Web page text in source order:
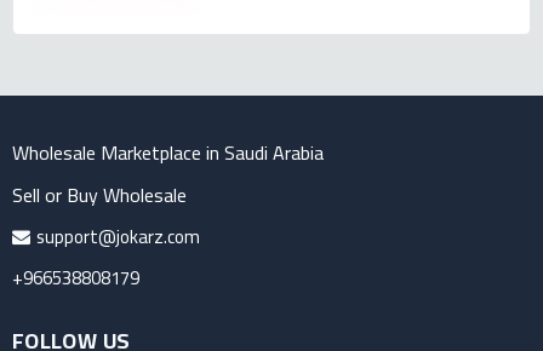
Wholesale Marketplace in Saudi Arabia
Sell or Buy Wholesale
support@jokarz.com
+966538808179
FOLLOW US